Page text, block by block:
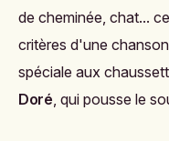
de cheminée, chat...
critères d'une
spéciale aux
Doré, qui pousse le